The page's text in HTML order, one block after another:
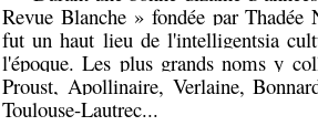
Revue Blanche » fondée par Thadée
fut un haut lieu de l'intelligentsia
l'époque. Les plus grands noms y
Proust, Apollinaire, Verlaine,
Toulouse-Lautrec...